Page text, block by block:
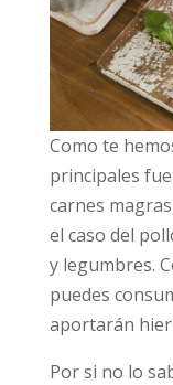
Como te
principales
carnes
el caso del
y legumbres.
puedes
aportarán
Por si no lo